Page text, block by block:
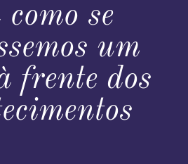
se
um
frente dos